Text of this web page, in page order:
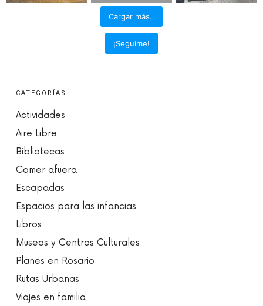
Cargar más..
¡Seguime!
CATEGORÍAS
Actividades
Aire Libre
Bibliotecas
Comer afuera
Escapadas
Espacios para las infancias
Libros
Museos y Centros Culturales
Planes en Rosario
Rutas Urbanas
Viajes en familia